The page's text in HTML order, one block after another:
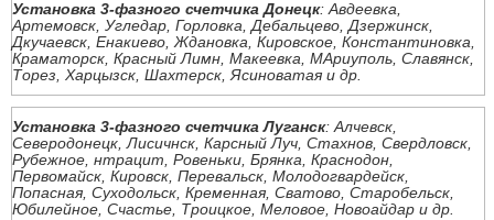
Установка 3-фазного счетчика Донецк: Авдеевка,
Артемовск, Угледар, Горловка, Дебальцево, Дзержинск,
Дкучаевск, Енакиево, Ждановка, Кировское, Константиновка,
Краматорск, Красный Лимн, Макеевка, МАриуполь, Славянск,
Торез, Харцызск, Шахтерск, Ясиноватая и др.
Установка 3-фазного счетчика Луганск: Алчевск,
Северодонецк, Лисичнск, Карсный Луч, Стахнов, Свердловск,
Рубежное, нтрацит, Ровеньки, Брянка, Краснодон,
Первомайск, Кировск, Перевальск, Молодогвардейск,
Попасная, Суходольск, Кременная, Сватово, Старобельск,
Юбилейное, Счастье, Троицкое, Меловое, Новоайдар и др.